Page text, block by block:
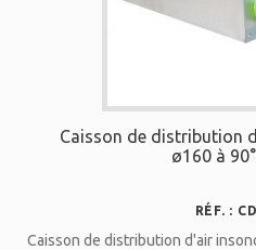
Caisson de distribution
ø160 à
RÉF. :
Caisson de distribution d'air